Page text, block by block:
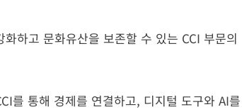
하고 문화유산을 보존할 수 있는 CCI 부문의
를 통해 경제를 연결하고, 디지털 도구와 AI를